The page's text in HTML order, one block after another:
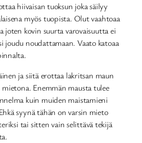
hiivaisan tuoksun joka säilyy
myös tuopista. Olut vaahtoaa
joten kovin suurta varovaisuutta ei
joudu noudattamaan. Vaato katoaa
ja siitä erottaa lakritsan maun
Enemmän mausta tulee
kuin muiden maistamieni
syynä tähän on varsin mieto
tai sitten vain selittävä tekijä